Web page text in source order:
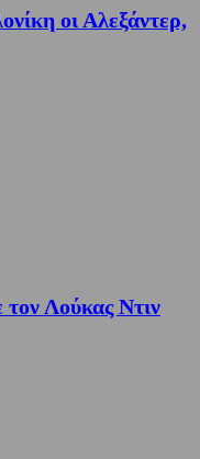
οι Αλεξάντερ,
Λούκας Ντιν